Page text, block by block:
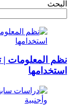
البحث
نظم المعلومات |
استخدامها